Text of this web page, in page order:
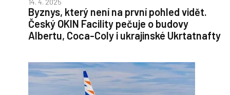
Byznys, který není na první pohled vidět.
Český OKIN Facility pečuje o budovy
Albertu, Coca-Coly i ukrajinské Ukrtatnafty